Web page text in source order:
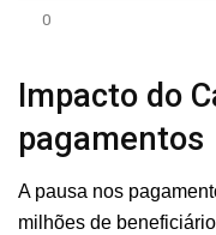
0
Impacto do
pagamentos
A pausa nos
milhões de